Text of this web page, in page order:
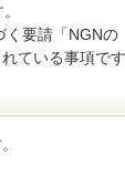
く要請「NGNの
ている事項です